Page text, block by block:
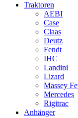
Traktoren
AEBI
Case
Claas
Deutz
Fendt
IHC
Landini
Lizard
Massey
Mercedes
Rigitrac
Anhänger